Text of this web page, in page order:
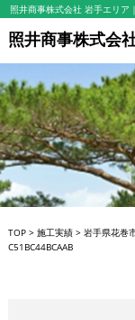
照井商事株式会社 岩手エリア
照井商事株式会
TOP> 施工実績> 岩手県花巻
C51BC44BCAAB